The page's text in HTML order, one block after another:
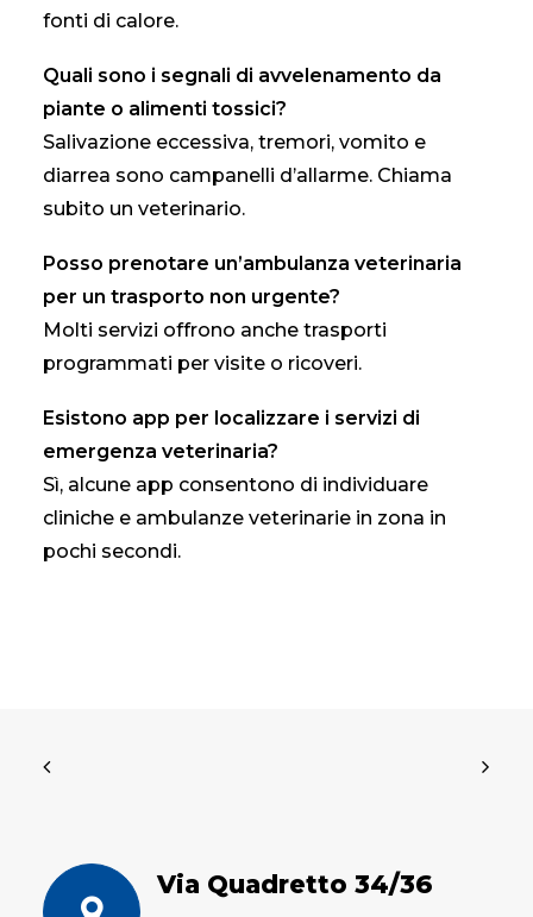
fonti di calore.
Quali sono i segnali di avvelenamento da
piante o alimenti tossici?
Salivazione eccessiva, tremori, vomito e
diarrea sono campanelli d’allarme. Chiama
subito un veterinario.
Posso prenotare un’ambulanza veterinaria
per un trasporto non urgente?
Molti servizi offrono anche trasporti
programmati per visite o ricoveri.
Esistono app per localizzare i servizi di
emergenza veterinaria?
Sì, alcune app consentono di individuare
cliniche e ambulanze veterinarie in zona in
pochi secondi.
Via Quadretto 34/36